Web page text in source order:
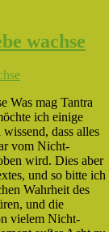
wachse
Was mag Tantra
ich einige
dass alles
vom Nicht-
wird. Dies aber
und so bitte ich
Wahrheit des
und die
vielem Nicht-